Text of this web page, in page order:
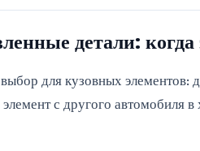
детали:
для кузовных элементов:
с другого автомобиля